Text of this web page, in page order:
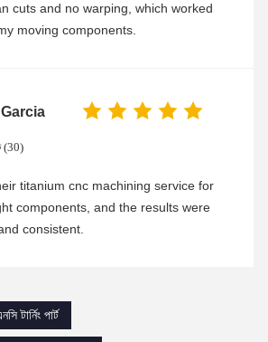
cuts and no warping, which worked
moving components.
(30)
titanium cnc machining service for
components, and the results were
consistent.
টার্নিং পার্ট